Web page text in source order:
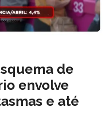
de
envolve
e até